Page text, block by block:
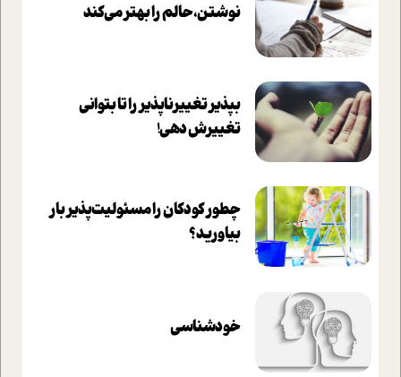
نوشتن، حالم را بهتر می‌کند
بپذير تغييرناپذير را تا بتواني
تغييرش دهي!‏
چطور کودکان را مسئولیت‌پذیر بار
بیاورید؟
خودشناسی